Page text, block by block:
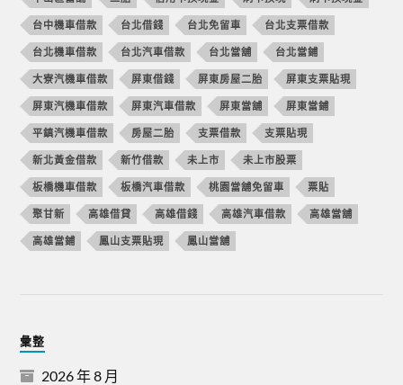
台中機車借款 台北借錢 台北免留車 台北支票借款
台北機車借款 台北汽車借款 台北當舖 台北當鋪
大寮汽機車借款 屏東借錢 屏東房屋二胎 屏東支票貼現
屏東汽機車借款 屏東汽車借款 屏東當舖 屏東當鋪
平鎮汽機車借款 房屋二胎 支票借款 支票貼現
新北黃金借款 新竹借款 未上市 未上市股票
板橋機車借款 板橋汽車借款 桃園當舖免留車 票貼
聚甘新 高雄借貸 高雄借錢 高雄汽車借款 高雄當舖
高雄當鋪 鳳山支票貼現 鳳山當舖
彙整
2026 年 8 月